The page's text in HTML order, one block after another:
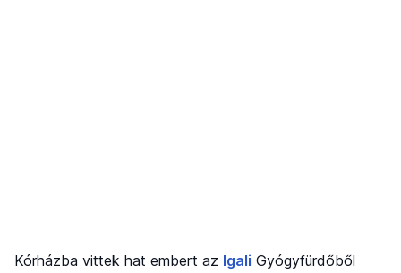
Kórházba vittek hat embert az Igali Gyógyfürdőből